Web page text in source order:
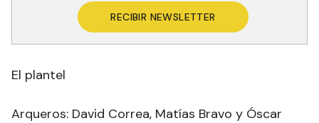
RECIBIR NEWSLETTER
El plantel
Arqueros: David Correa, Matías Bravo y Óscar